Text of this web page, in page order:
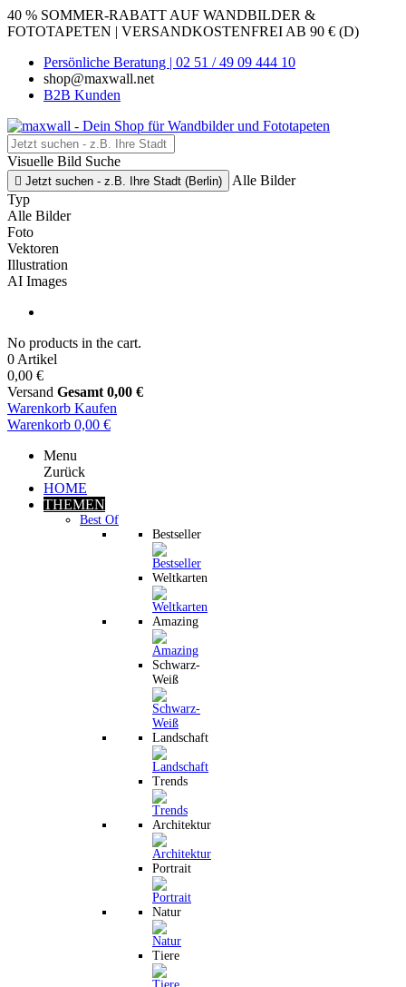
40 % SOMMER-RABATT AUF WANDBILDER &
FOTOTAPETEN | VERSANDKOSTENFREI AB 90 € (D)
Persönliche Beratung | 02 51 / 49 09 444 10
shop@maxwall.net
B2B Kunden
Visuelle Bild Suche
 Jetzt suchen - z.B. Ihre Stadt (Berlin)
Alle Bilder
Typ
Alle Bilder
Foto
Vektoren
Illustration
AI Images
No products in the cart.
0 Artikel
0,00 €
Versand Gesamt 0,00 €
Warenkorb Kaufen
Warenkorb 0,00 €
Menu
Zurück
HOME
THEMEN
Best Of
Bestseller
Weltkarten
Amazing
Schwarz-
Weiß
Landschaft
Trends
Architektur
Portrait
Natur
Tiere